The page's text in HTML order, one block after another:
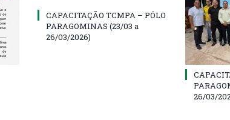
CAPACITAÇÃO TCMPA – PÓLO
PARAGOMINAS (23/03 a
26/03/2026)
26/03/